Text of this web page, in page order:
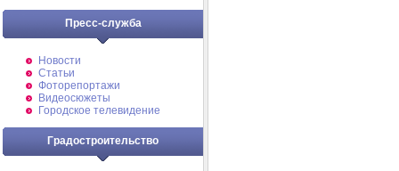
Пресс-служба
Новости
Статьи
Фоторепортажи
Видеосюжеты
Городское телевидение
Градостроительство